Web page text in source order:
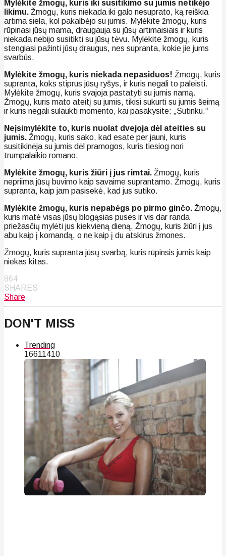
Mylėkite žmogų, kuris iki susitikimo su jumis netikėjo
likimu. Žmogų, kuris niekada iki galo nesuprato, ką reiškia
artima siela, kol pakalbėjo su jumis. Mylėkite žmogų, kuris
rūpinasi jūsų mama, draugauja su jūsų artimaisiais ir kuris
niekada nebijo susitikti su jūsų tėvu. Mylėkite žmogų, kuris
stengiasi pažinti jūsų draugus, nes supranta, kokie jie jums
svarbūs.
Mylėkite žmogų, kuris niekada nepasiduos! Žmogų, kuris
supranta, koks stiprus jūsų ryšys, ir kuris negali to paleisti.
Mylėkite žmogų, kuris svajoja pastatyti su jumis namą.
Žmogų, kuris mato ateitį su jumis, tikisi sukurti su jumis šeimą
ir kuris negali sulaukti momento, kai pasakysite: „Sutinku.“
Neįsimylėkite to, kuris nuolat dvejoja dėl ateities su
jumis. Žmogų, kuris sako, kad esate per jauni, kuris
susitikinėja su jumis dėl pramogos, kuris tiesiog nori
trumpalaikio romano.
Mylėkite žmogų, kuris žiūri į jus rimtai. Žmogų, kuris
nepriima jūsų buvimo kaip savaime suprantamo. Žmogų, kuris
supranta, kaip jam pasisekė, kad jus sutiko.
Mylėkite žmogų, kuris nepabėgs po pirmo ginčo. Žmogų,
kuris matė visas jūsų blogąsias puses ir vis dar randa
priežasčių mylėti jus kiekvieną dieną. Žmogų, kuris žiūri į jus
abu kaip į komandą, o ne kaip į du atskirus žmones.
Žmogų, kuris supranta jūsų svarbą, kuris rūpinsis jumis kaip
niekas kitas.
864
SHARES
Share
DON'T MISS
Trending
16611410